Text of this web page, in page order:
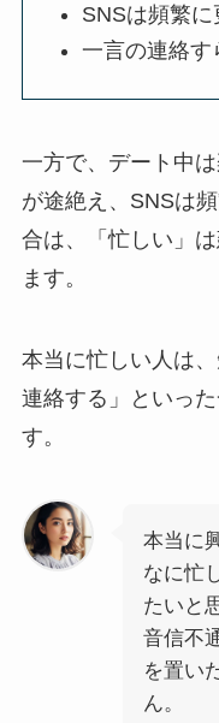
SNSは頻繁
一言の連絡す
一方で、デート中
が途絶え、SNSは
合は、「忙しい」
ます。
本当に忙しい人は
連絡する」といっ
す。
本当に
なに忙
たいと
音信不
を置い
ん。